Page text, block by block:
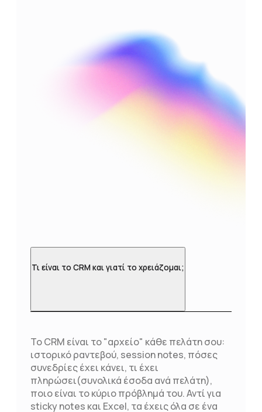
Τι είναι το CRM και γιατί το χρειάζομαι;
Το CRM είναι το "αρχείο" κάθε πελάτη σου:
ιστορικό ραντεβού, session notes, πόσες
συνεδρίες έχει κάνει, τι έχει
πληρώσει(συνολικά έσοδα ανά πελάτη),
ποιο είναι το κύριο πρόβλημά του. Αντί για
sticky notes και Excel, τα έχεις όλα σε ένα